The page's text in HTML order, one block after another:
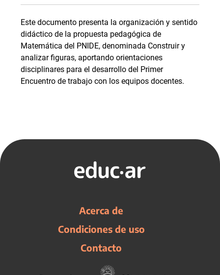
Este documento presenta la organización y sentido
didáctico de la propuesta pedagógica de
Matemática del PNIDE, denominada Construir y
analizar figuras, aportando orientaciones
disciplinares para el desarrollo del Primer
Encuentro de trabajo con los equipos docentes.
Acerca de
Condiciones de uso
Contacto